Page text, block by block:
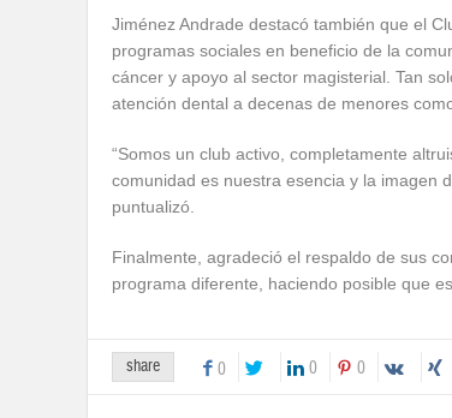
Jiménez Andrade destacó también que el
programas sociales en beneficio de la
cáncer y apoyo al sector magisterial. Tan
atención dental a decenas de menores
“Somos un club activo, completamente
comunidad es nuestra esencia y la imagen
puntualizó.
Finalmente, agradeció el respaldo de sus
programa diferente, haciendo posible que
share 0 0 0